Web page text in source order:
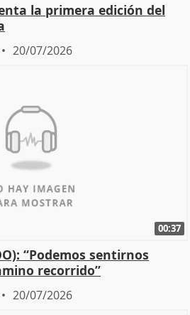
la primera edición del
20/07/2026
00:37
“Podemos sentirnos
recorrido”
20/07/2026